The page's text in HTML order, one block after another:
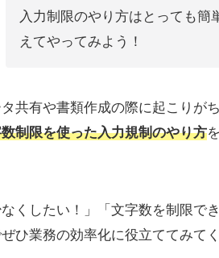
入力制限のやり方はとっても簡
えてやってみよう！
共有や書類作成の際に起こりが
制限を使った入力規制のやり方
なくしたい！」「文字数を制限で
ひ業務の効率化に役立ててみてく